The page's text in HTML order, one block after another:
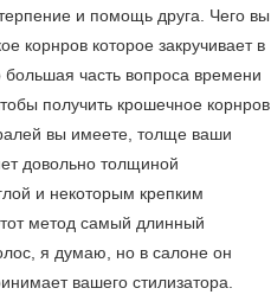
и помощь друга. Чего вы
корнров которое закручивает в
часть вопроса времени
получить крошечное корнров
вы имеете, толще ваши
довольно толщиной
и некоторым крепким
метод самый длинный
я думаю, но в салоне он
вашего стилизатора.